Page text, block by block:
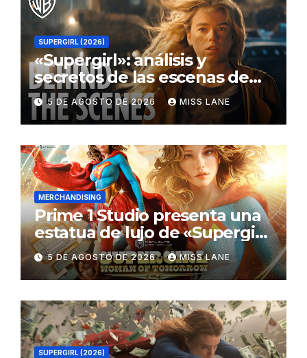
SUPERGIRL (2026)
«Supergirl»: análisis y
secretos de las escenas de
lucha
5 DE AGOSTO DE 2026 MISS LANE
MERCHANDISING
Prime 1 Studio presenta una
estatua de lujo de «Supergirl:
La Mujer del Mañana»
5 DE AGOSTO DE 2026 MISS LANE
SUPERGIRL (2026)